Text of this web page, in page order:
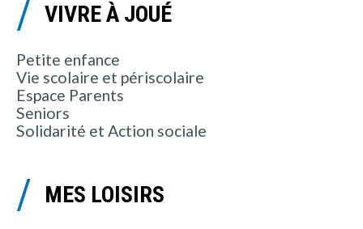
VIVRE À JOUÉ
Petite enfance
Vie scolaire et périscolaire
Espace Parents
Seniors
Solidarité et Action sociale
MES LOISIRS